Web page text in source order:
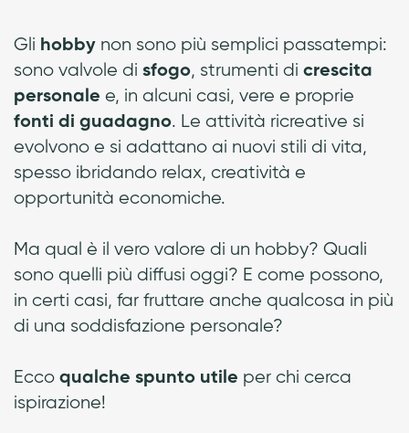
Gli hobby non sono più semplici passatempi:
sono valvole di sfogo, strumenti di crescita
personale e, in alcuni casi, vere e proprie
fonti di guadagno. Le attività ricreative si
evolvono e si adattano ai nuovi stili di vita,
spesso ibridando relax, creatività e
opportunità economiche.
Ma qual è il vero valore di un hobby? Quali
sono quelli più diffusi oggi? E come possono,
in certi casi, far fruttare anche qualcosa in più
di una soddisfazione personale?
Ecco qualche spunto utile per chi cerca
ispirazione!